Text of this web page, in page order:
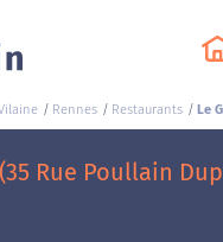
Rennes Restaurants Le
Rue Poullain